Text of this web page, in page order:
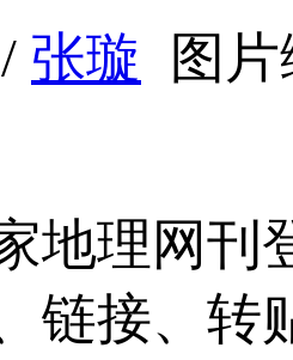
张璇 图
地理网刊
链接、转